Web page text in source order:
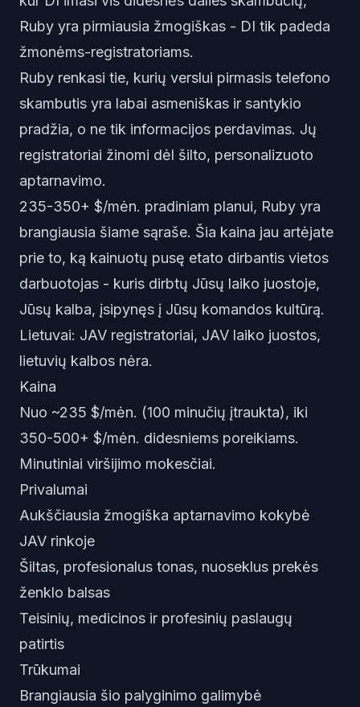
Ruby yra pirmiausia žmogiškas - DI tik padeda
žmonėms-registratoriams.
Ruby renkasi tie, kurių verslui pirmasis telefono
skambutis yra labai asmeniškas ir santykio
pradžia, o ne tik informacijos perdavimas. Jų
registratoriai žinomi dėl šilto, personalizuoto
aptarnavimo.
235-350+ $/mėn. pradiniam planui, Ruby yra
brangiausia šiame sąraše. Šia kaina jau artėjate
prie to, ką kainuotų pusę etato dirbantis vietos
darbuotojas - kuris dirbtų Jūsų laiko juostoje,
Jūsų kalba, įsipynęs į Jūsų komandos kultūrą.
Lietuvai: JAV registratoriai, JAV laiko juostos,
lietuvių kalbos nėra.
Kaina
Nuo ~235 $/mėn. (100 minučių įtraukta), iki
350-500+ $/mėn. didesniems poreikiams.
Minutiniai viršijimo mokesčiai.
Privalumai
Aukščiausia žmogiška aptarnavimo kokybė
JAV rinkoje
Šiltas, profesionalus tonas, nuoseklus prekės
ženklo balsas
Teisinių, medicinos ir profesinių paslaugų
patirtis
Trūkumai
Brangiausia šio palyginimo galimybė